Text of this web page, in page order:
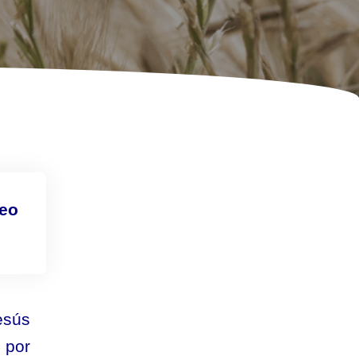
por